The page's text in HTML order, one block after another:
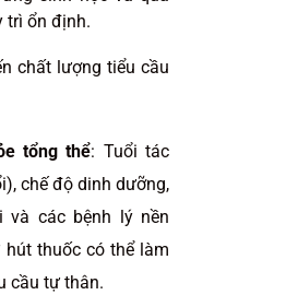
trì ổn định.
chất lượng tiểu cầu
tổng thể: Tuổi tác
chế độ dinh dưỡng,
và các bệnh lý nền
thuốc có thể làm
cầu tự thân.